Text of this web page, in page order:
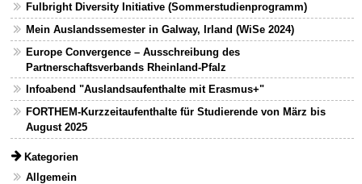
Fulbright Diversity Initiative (Sommerstudienprogramm)
Mein Auslandssemester in Galway, Irland (WiSe 2024)
Europe Convergence – Ausschreibung des
Partnerschaftsverbands Rheinland-Pfalz
Infoabend "Auslandsaufenthalte mit Erasmus+"
FORTHEM-Kurzzeitaufenthalte für Studierende von März bis
August 2025
Kategorien
Allgemein